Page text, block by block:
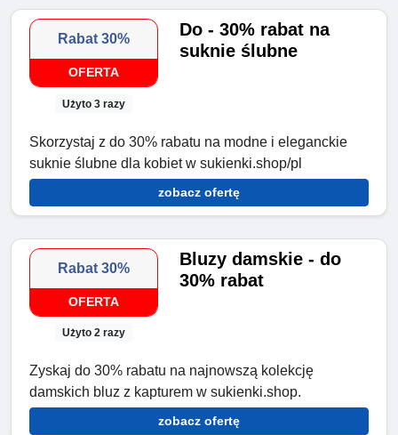
Rabat 30%
OFERTA
Użyto 3 razy
Do - 30% rabat na
suknie ślubne
Skorzystaj z do 30% rabatu na modne i eleganckie
suknie ślubne dla kobiet w sukienki.shop/pl
zobacz ofertę
Rabat 30%
OFERTA
Użyto 2 razy
Bluzy damskie - do
30% rabat
Zyskaj do 30% rabatu na najnowszą kolekcję
damskich bluz z kapturem w sukienki.shop.
zobacz ofertę